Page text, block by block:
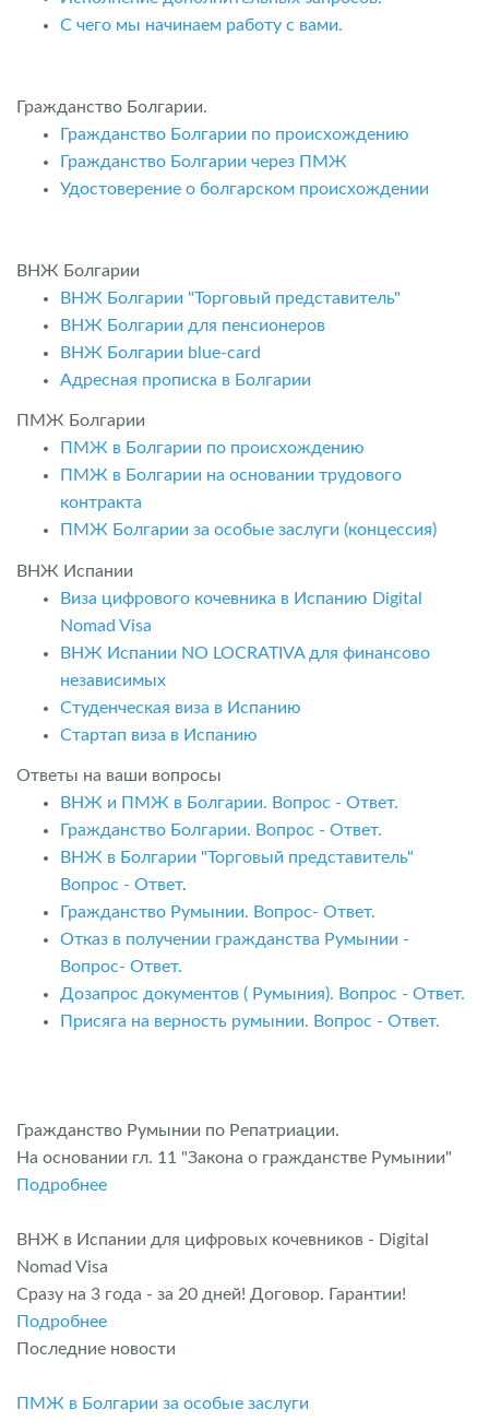
С чего мы начинаем работу с вами.
Гражданство Болгарии.
Гражданство Болгарии по происхождению
Гражданство Болгарии через ПМЖ
Удостоверение о болгарском происхождении
ВНЖ Болгарии
ВНЖ Болгарии "Торговый представитель"
ВНЖ Болгарии для пенсионеров
ВНЖ Болгарии blue-card
Адресная прописка в Болгарии
ПМЖ Болгарии
ПМЖ в Болгарии по происхождению
ПМЖ в Болгарии на основании трудового
контракта
ПМЖ Болгарии за особые заслуги (концессия)
ВНЖ Испании
Виза цифрового кочевника в Испанию Digital
Nomad Visa
ВНЖ Испании NO LOCRATIVA для финансово
независимых
Студенческая виза в Испанию
Стартап виза в Испанию
Ответы на ваши вопросы
ВНЖ и ПМЖ в Болгарии. Вопрос - Ответ.
Гражданство Болгарии. Вопрос - Ответ.
ВНЖ в Болгарии "Торговый представитель"
Вопрос - Ответ.
Гражданство Румынии. Вопрос- Ответ.
Отказ в получении гражданства Румынии -
Вопрос- Ответ.
Дозапрос документов ( Румыния). Вопрос - Ответ.
Присяга на верность румынии. Вопрос - Ответ.
Гражданство Румынии по Репатриации.
На основании гл. 11 "Закона о гражданстве Румынии"
Подробнее
ВНЖ в Испании для цифровых кочевников - Digital
Nomad Visa
Сразу на 3 года - за 20 дней! Договор. Гарантии!
Подробнее
Последние новости
ПМЖ в Болгарии за особые заслуги